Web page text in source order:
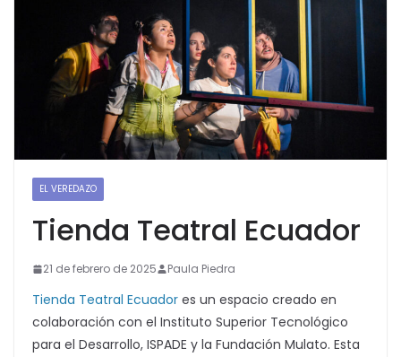
EL VEREDAZO
Tienda Teatral Ecuador
21 de febrero de 2025 Paula Piedra
Tienda Teatral Ecuador es un espacio creado en
colaboración con el Instituto Superior Tecnológico
para el Desarrollo, ISPADE y la Fundación Mulato. Esta